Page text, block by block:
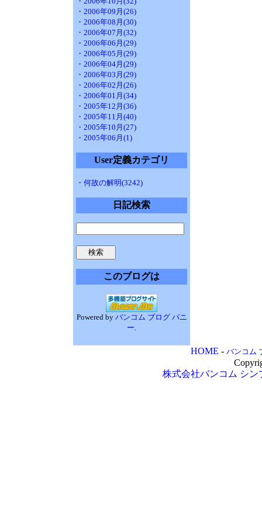
・2006年09月(26)
・2006年08月(30)
・2006年07月(32)
・2006年06月(29)
・2006年05月(29)
・2006年04月(29)
・2006年03月(29)
・2006年02月(26)
・2006年01月(34)
・2005年12月(36)
・2005年11月(40)
・2005年10月(27)
・2005年06月(1)
User定義カテゴリ
・何故の解明(3242)
日記検索
このブログは
Powered by バンコム ブログ バニ
ー.
HOME - バンコム
株式会社バンコム シン